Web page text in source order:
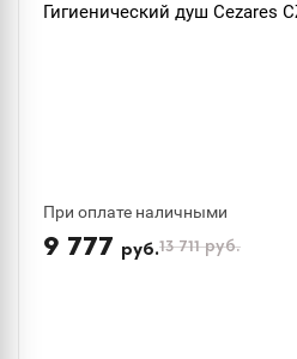
Гигиенический душ Cezares
При оплате наличными
9 777 руб.13 711руб.